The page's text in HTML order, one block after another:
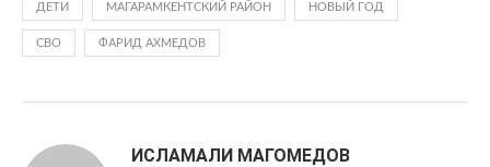
ДЕТИ МАГАРАМКЕНТСКИЙ РАЙОН НОВЫЙ ГОД
СВО ФАРИД АХМЕДОВ
ИСЛАМАЛИ МАГОМЕДОВ